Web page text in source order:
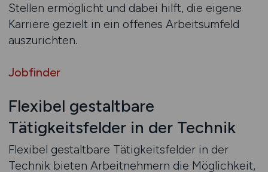
Stellen ermöglicht und dabei hilft, die eigene
Karriere gezielt in ein offenes Arbeitsumfeld
auszurichten.
Jobfinder
Flexibel gestaltbare
Tätigkeitsfelder in der Technik
Flexibel gestaltbare Tätigkeitsfelder in der
Technik bieten Arbeitnehmern die Möglichkeit,